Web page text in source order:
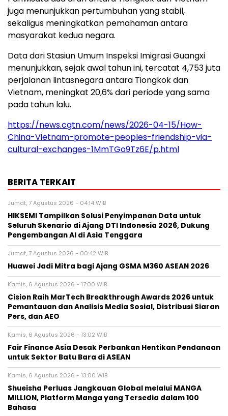
juga menunjukkan pertumbuhan yang stabil,
sekaligus meningkatkan pemahaman antara
masyarakat kedua negara.
Data dari Stasiun Umum Inspeksi Imigrasi Guangxi
menunjukkan, sejak awal tahun ini, tercatat 4,753 juta
perjalanan lintasnegara antara Tiongkok dan
Vietnam, meningkat 20,6% dari periode yang sama
pada tahun lalu.
https://news.cgtn.com/news/2026-04-15/How-
China-Vietnam-promote-peoples-friendship-via-
cultural-exchanges-1MmTGo9Tz6E/p.html
BERITA TERKAIT
Jumat, 7 Agustus 2026 - 04:14 WIB
HIKSEMI Tampilkan Solusi Penyimpanan Data untuk
Seluruh Skenario di Ajang DTI Indonesia 2026, Dukung
Pengembangan AI di Asia Tenggara
Jumat, 7 Agustus 2026 - 00:42 WIB
Huawei Jadi Mitra bagi Ajang GSMA M360 ASEAN 2026
Kamis, 6 Agustus 2026 - 17:00 WIB
Cision Raih MarTech Breakthrough Awards 2026 untuk
Pemantauan dan Analisis Media Sosial, Distribusi Siaran
Pers, dan AEO
Kamis, 6 Agustus 2026 - 13:02 WIB
Fair Finance Asia Desak Perbankan Hentikan Pendanaan
untuk Sektor Batu Bara di ASEAN
Kamis, 6 Agustus 2026 - 13:00 WIB
Shueisha Perluas Jangkauan Global melalui MANGA
MILLION, Platform Manga yang Tersedia dalam 100
Bahasa